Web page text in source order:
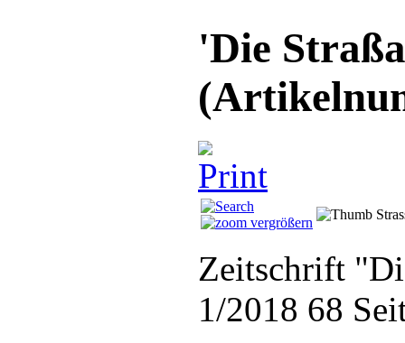
'Die
vergrößern
Zeitschrift
1/2018 68